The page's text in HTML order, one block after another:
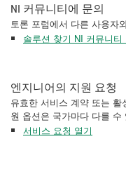
NI 커뮤니티에 문의
토론 포럼에서 다른 사용자
솔루션 찾기 NI 커뮤니티
엔지니어의 지원 요청
유효한 서비스 계약 또는
원 옵션은 국가마다 다를 수
서비스 요청 열기